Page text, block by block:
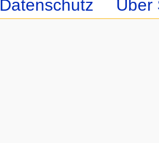
Datenschutz
Über